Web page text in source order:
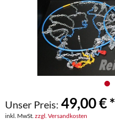
Unser Preis: 49,00 € *
inkl. MwSt. zzgl. Versandkosten